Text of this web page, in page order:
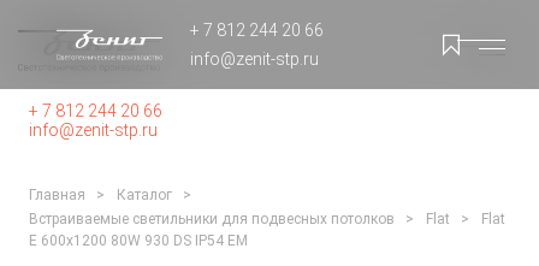
+ 7 812 244 20 66
info@zenit-stp.ru
+ 7 812 244 20 66
info@zenit-stp.ru
Главная
Каталог
Встраиваемые светильники для подвесных потолков
Flat
Flat
E 600x1200 80W 930 DS IP54 EM